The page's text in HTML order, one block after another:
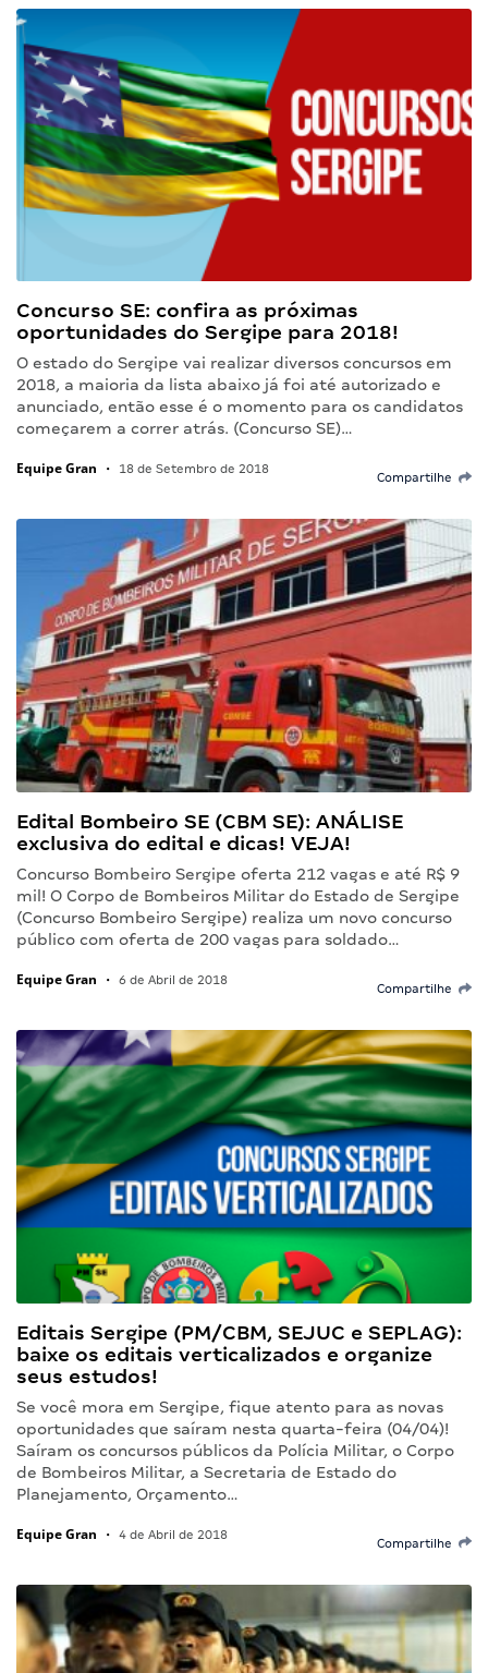
Concurso SE: confira as próximas
oportunidades do Sergipe para 2018!
O estado do Sergipe vai realizar diversos concursos em
2018, a maioria da lista abaixo já foi até autorizado e
anunciado, então esse é o momento para os candidatos
começarem a correr atrás. (Concurso SE)…
Equipe Gran • 18 de Setembro de 2018
Compartilhe
Edital Bombeiro SE (CBM SE): ANÁLISE
exclusiva do edital e dicas! VEJA!
Concurso Bombeiro Sergipe oferta 212 vagas e até R$ 9
mil! O Corpo de Bombeiros Militar do Estado de Sergipe
(Concurso Bombeiro Sergipe) realiza um novo concurso
público com oferta de 200 vagas para soldado…
Equipe Gran • 6 de Abril de 2018
Compartilhe
Editais Sergipe (PM/CBM, SEJUC e SEPLAG):
baixe os editais verticalizados e organize
seus estudos!
Se você mora em Sergipe, fique atento para as novas
oportunidades que saíram nesta quarta-feira (04/04)!
Saíram os concursos públicos da Polícia Militar, o Corpo
de Bombeiros Militar, a Secretaria de Estado do
Planejamento, Orçamento…
Equipe Gran • 4 de Abril de 2018
Compartilhe